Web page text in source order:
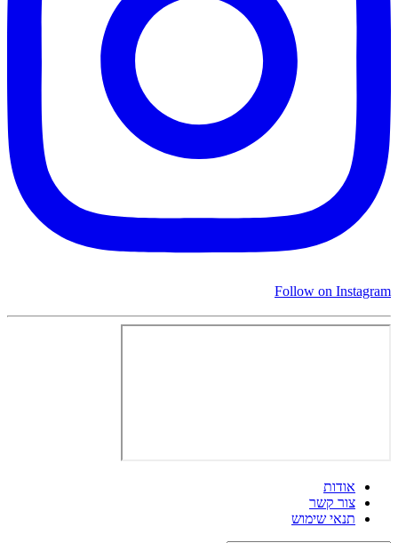
Follow on Instagram
אודות
צור קשר
תנאי שימוש